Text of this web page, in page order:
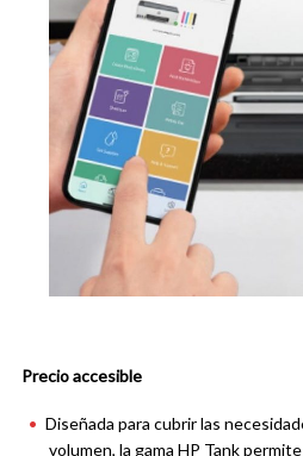
Precio accesible
Diseñada para cubrir las
volumen, la gama HP Tank